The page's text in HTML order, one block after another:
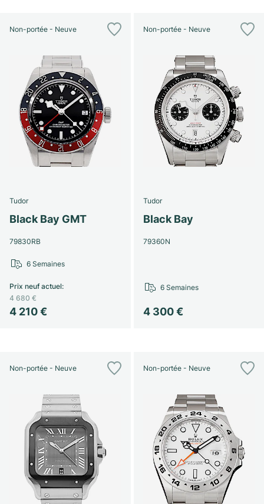
Non-portée - Neuve
Tudor
Black Bay GMT
79830RB
4 210 €
Prix neuf actuel:
4 680 €
6 Semaines
Non-portée - Neuve
Tudor
Black Bay
79360N
4 300 €
6 Semaines
Non-portée - Neuve Non-portée - Neuve